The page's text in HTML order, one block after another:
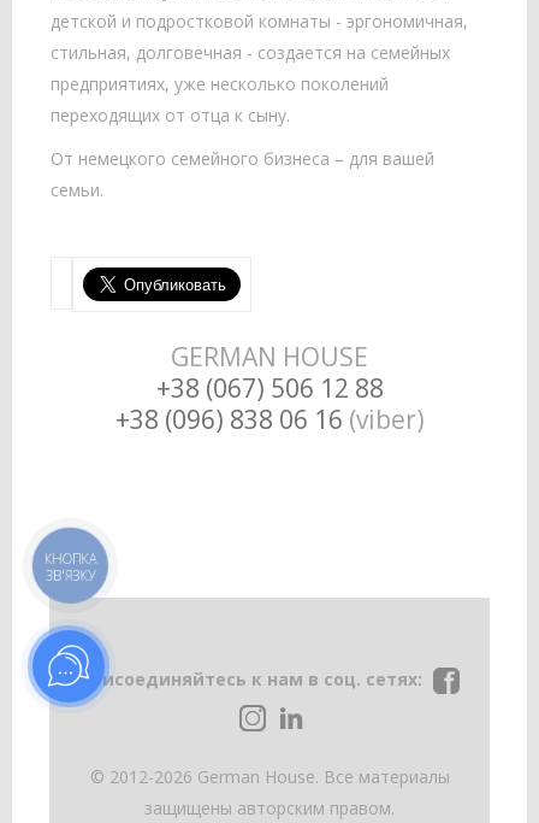
детской и подростковой комнаты - эргономичная,
стильная, долговечная - создается на семейных
предприятиях, уже несколько поколений
переходящих от отца к сыну.
От немецкого семейного бизнеса – для вашей
семьи.
GERMAN HOUSE
+38 (067) 506 12 88
+38 (096) 838 06 16 (viber)
Присоединяйтесь к нам в соц. сетях:
© 2012-2026 German House. Все материалы
защищены авторским правом.
КНОПКА
ЗВ'ЯЗКУ